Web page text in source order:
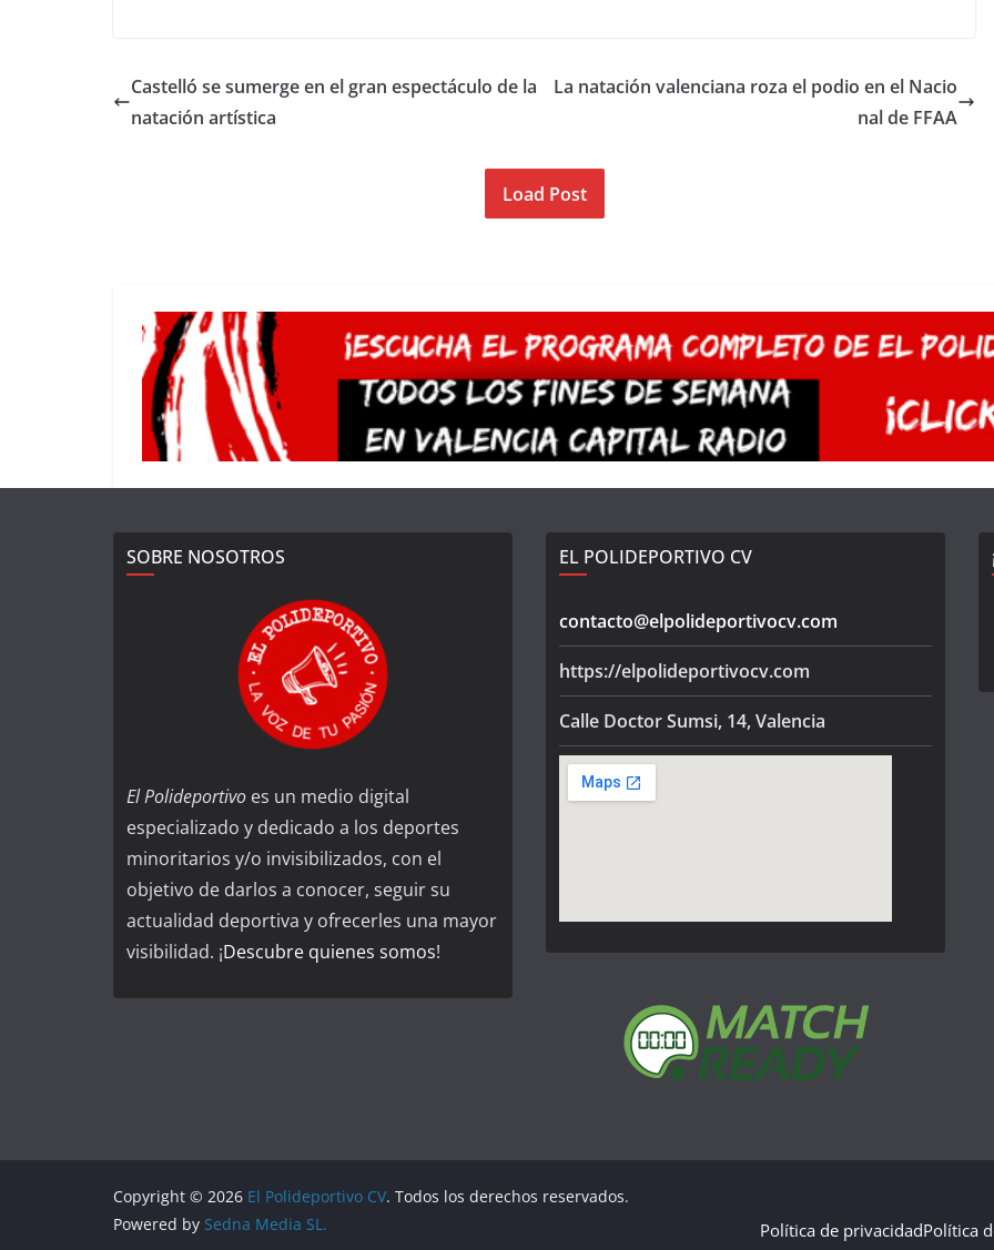
Castelló se sumerge en el gran espectáculo de la
natación artística
La natación valenciana roza el podio en el Nacio
nal de FFAA
Load Post
SOBRE NOSOTROS
El Polideportivo es un medio digital
especializado y dedicado a los deportes
minoritarios y/o invisibilizados, con el
objetivo de darlos a conocer, seguir su
actualidad deportiva y ofrecerles una mayor
visibilidad. ¡Descubre quienes somos!
EL POLIDEPORTIVO CV
contacto@elpolideportivocv.com
https://elpolideportivocv.com
Calle Doctor Sumsi, 14, Valencia
Política de privacidadPolítica
Copyright © 2026 El Polideportivo CV. Todos los derechos reservados.
Powered by Sedna Media SL.